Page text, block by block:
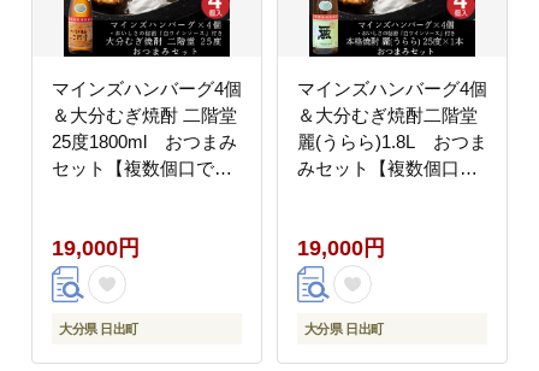
マインズハンバーグ4個
＆大分むぎ焼酎 二階堂
25度1800ml おつまみ
セット【複数個口で配
19,000円
大分県 日出町
マインズハンバーグ4個
＆大分むぎ焼酎二階堂
麗(うらら)1.8L おつま
みセット【複数個口で
19,000円
大分県 日出町